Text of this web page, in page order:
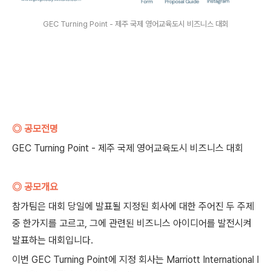
GEC Turning Point - 제주 국제 영어교육도시 비즈니스 대회
◎ 공모전명
GEC Turning Point - 제주 국제 영어교육도시 비즈니스 대회
◎ 공모개요
참가팀은 대회 당일에 발표될 지정된 회사에 대한 주어진 두 주제
중 한가지를 고르고, 그에 관련된 비즈니스 아이디어를 발전시켜
발표하는 대회입니다.
이번 GEC Turning Point에 지정 회사는 Marriott International I